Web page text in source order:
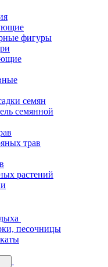
фигуры
семян
семянной
трав
растений
песочницы